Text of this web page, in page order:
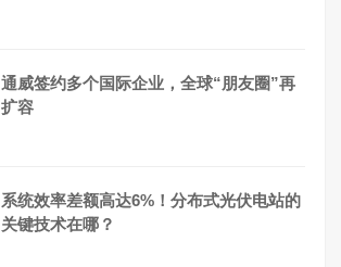
通威签约多个国际企业，全球“朋友圈”再
扩容
系统效率差额高达6%！分布式光伏电站的
关键技术在哪？